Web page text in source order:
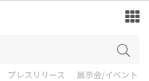
プレスリリース 展示会/イベント